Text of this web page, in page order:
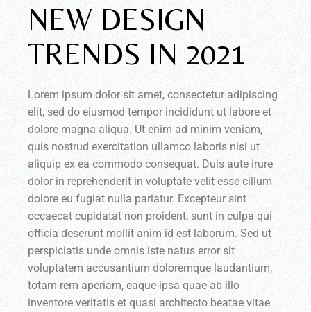
NEW DESIGN
TRENDS IN 2021
Lorem ipsum dolor sit amet, consectetur adipiscing
elit, sed do eiusmod tempor incididunt ut labore et
dolore magna aliqua. Ut enim ad minim veniam,
quis nostrud exercitation ullamco laboris nisi ut
aliquip ex ea commodo consequat. Duis aute irure
dolor in reprehenderit in voluptate velit esse cillum
dolore eu fugiat nulla pariatur. Excepteur sint
occaecat cupidatat non proident, sunt in culpa qui
officia deserunt mollit anim id est laborum. Sed ut
perspiciatis unde omnis iste natus error sit
voluptatem accusantium doloremque laudantium,
totam rem aperiam, eaque ipsa quae ab illo
inventore veritatis et quasi architecto beatae vitae